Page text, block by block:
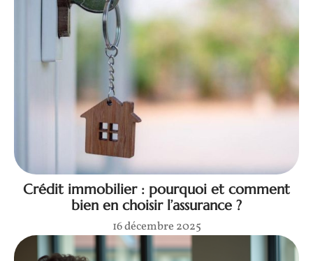
Crédit immobilier : pourquoi et comment
bien en choisir l’assurance ?
16 décembre 2025